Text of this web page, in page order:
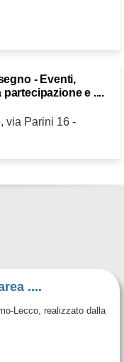
- Eventi,
partecipazione e ....
via Parini 16 -
....
Lecco, realizzato dalla